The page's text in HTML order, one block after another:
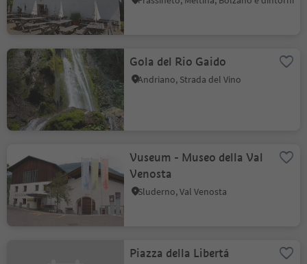
Gola del Rio Gaido
Andriano, Strada del Vino
Vuseum - Museo della Val
Venosta
Sluderno, Val Venosta
Piazza della Libertá